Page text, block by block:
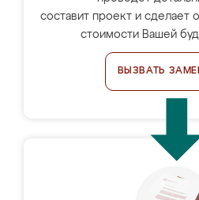
составит проект и сделает
стоимости Вашей
ВЫЗВАТЬ